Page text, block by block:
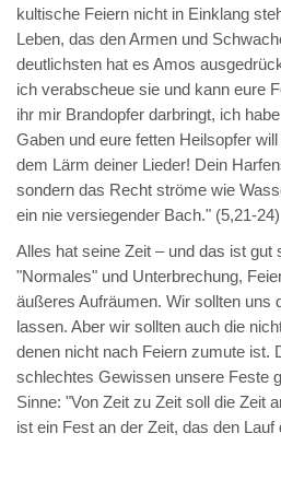
kultische Feiern nicht in Einklang
Leben, das den Armen und
deutlichsten hat es Amos
ich verabscheue sie und kann eure
ihr mir Brandopfer darbringt, ich
Gaben und eure fetten Heilsopfer
dem Lärm deiner Lieder! Dein
sondern das Recht ströme wie
ein nie versiegender Bach." (5,21-24)
Alles hat seine Zeit – und das ist gut
"Normales" und Unterbrechung,
äußeres Aufräumen. Wir sollten uns
lassen. Aber wir sollten auch die
denen nicht nach Feiern zumute ist.
schlechtes Gewissen unsere Feste
Sinne: "Von Zeit zu Zeit soll die Zeit
ist ein Fest an der Zeit, das den Lauf